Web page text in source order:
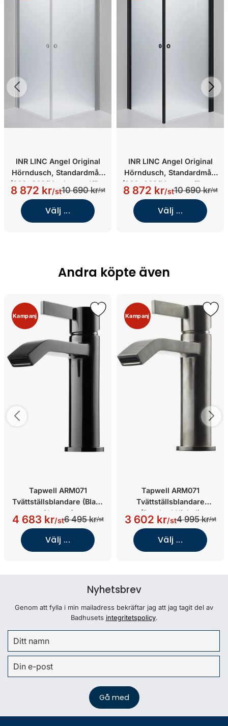
INR LINC Angel Original
Hörndusch, Standardmått
(800x800/Mattborstad/Fro
stat Glas)
8 872 kr/st10 690 kr/st
Välj ...
INR LINC Angel Original
Hörndusch, Standardmått
(800x900/Mattsvart/Frosta
t Glas)
8 872 kr/st10 690 kr/st
Välj ...
Andra köpte även
Kampanj
Tapwell ARM071
Tvättställsblandare (Black
Chrome)
4 683 kr/st6 495 kr/st
Välj ...
Kampanj
Tapwell ARM071
Tvättställsblandare
(Brushed Nickel)
3 602 kr/st4 995 kr/st
Välj ...
Nyhetsbrev
Genom att fylla i min mailadress bekräftar jag att jag tagit del av
Badhusets integritetspolicy.